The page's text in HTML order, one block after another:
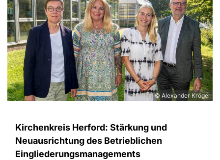
© Alexander Kröger
Kirchenkreis Herford: Stärkung und
Neuausrichtung des Betrieblichen
Eingliederungsmanagements